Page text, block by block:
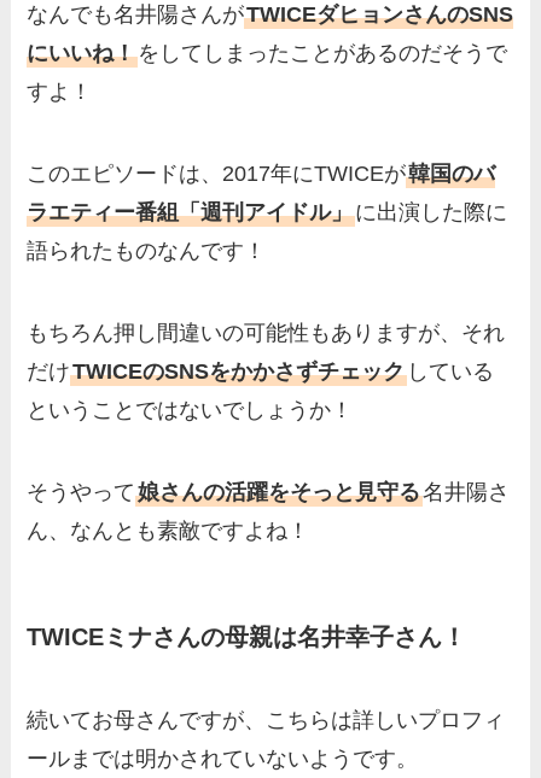
なんでも名井陽さんがTWICEダヒョンさんのSNS
にいいね！をしてしまったことがあるのだそうで
すよ！
このエピソードは、2017年にTWICEが韓国のバ
ラエティー番組「週刊アイドル」に出演した際に
語られたものなんです！
もちろん押し間違いの可能性もありますが、それ
だけTWICEのSNSをかかさずチェック している
ということではないでしょうか！
そうやって娘さんの活躍をそっと見守る名井陽さ
ん、なんとも素敵ですよね！
TWICEミナさんの母親は名井幸子さん！
続いてお母さんですが、こちらは詳しいプロフィ
ールまでは明かされていないようです。